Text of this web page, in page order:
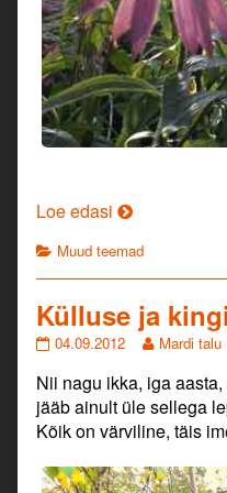
Loe edasi Issand
hea!
Omas
kodus,
omas
voodis.
Kohalik
või?
Categories
Muud teemad
Külluse ja
Külluse
kingituste
aeg.
published
on
04.09.2012
Read
posts
by
the
author
Külluse
Mardi talu
Nii nagu ikka, iga
jääb ainult üle sellega
Kõik on värviline, täis